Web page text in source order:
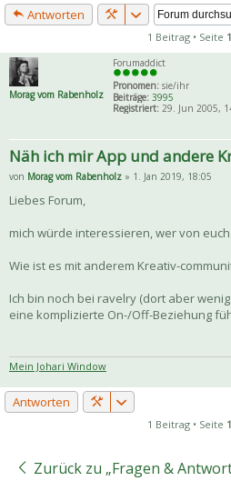
Antworten
1 Beitrag • Seite 1
Morag vom Rabenholz
Forumaddict
Pronomen: sie/ihr
Beiträge: 3995
Registriert: 29. Jun 2005,
Näh ich mir App und andere
von Morag vom Rabenholz » 1. Jan 2019, 18:05
Liebes Forum,
mich würde interessieren, wer von
Wie ist es mit anderem Kreativ-
Ich bin noch bei ravelry (dort aber
eine komplizierte On-/Off-Beziehung
Mein Johari Window
Antworten
1 Beitrag • Seite 1
Zurück zu „Fragen &